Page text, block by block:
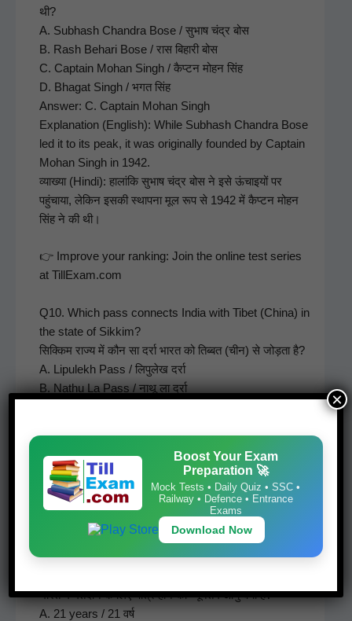
थी?
A. Sub­hash Chan­dra Bose / सुभाष चंद्र बोस
B. Rash Behari Bose / रास बिहारी बोस
C. Cap­tain Mohan Singh / कैप्टन मोहन सिंह
D. Bha­gat Singh / भगत सिंह
Answer: C. Cap­tain Mohan Singh
Expla­na­tion (Eng­lish): While Sub­hash Chan­dra Bose
led it to its peak, it was orig­i­nal­ly found­ed by Cap­tain
Mohan Singh in 1942.
व्याख्या (Hin­di): हालांकि सुभाष चंद्र बोस ने इसे ऊंचाइयों पर
पहुंचाया, लेकिन इसकी स्थापना मूल रूप से 1942 में कैप्टन मोहन
सिंह ने की थी।
👉 Improve your rank­ing: Join the online test series
at TillExam.com
Q10. Which pass con­nects India with Tibet (Chi­na) in
the state of Sikkim?
सिक्किम राज्य में कौन सा दर्रा भारत को तिब्बत (चीन) से जोड़ता है?
A. Lip­ulekh Pass / लिपुलेख दर्रा
B. Nathu La Pass / नाथू ला दर्रा
Expla­na­tion (Eng­lish): It was part of the ancient Silk
Road and is an impor­tant bor­der trade post.
व्याख्या (Hin­di): यह प्राचीन रेशम मार्ग (Silk Road) का हिस्सा था
और एक महत्वपूर्ण सीमा व्यापार चौकी है।
Q11. What is the min­i­mum age to be eli­gi­ble for vot­
भारत में मतदान के लिए पात्र होने की न्यूनतम आयु क्या है?
A. 21 years / 21 वर्ष
Boost Your Exam
Preparation 🚀
Mock Tests • Daily Quiz • SSC •
Railway • Defence • Entrance
Exams
Download Now
×